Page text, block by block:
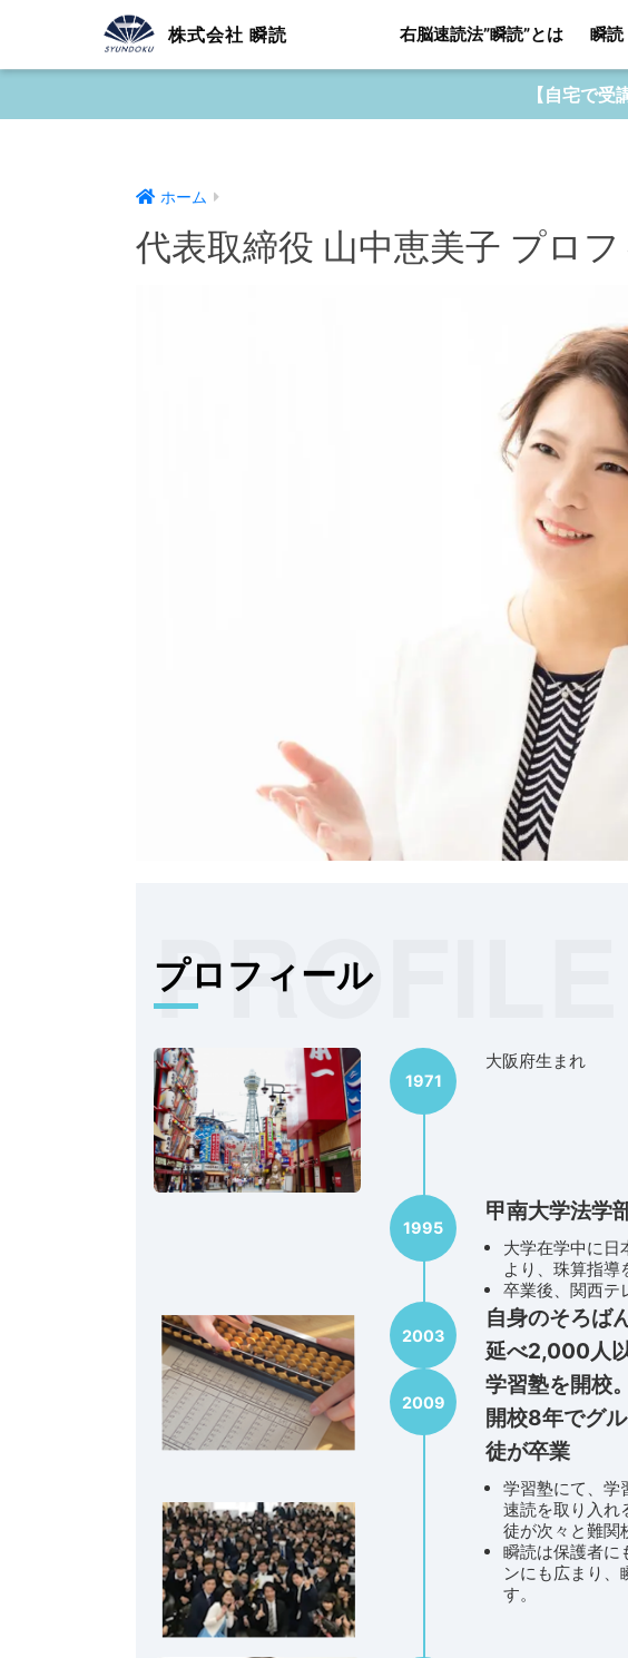
株式会社 瞬読 右脳速読法”瞬読”とは 瞬読
【自宅で
ホーム
代表取締役 山中恵美子 プロ
プロフィール
1971
大阪府生まれ
1995
甲南大学法学
大学在学中に日
より、珠算指導
卒業後、関西テ
2003
2009
自身のそろば
延べ2,000人
学習塾を開校。
開校8年でグ
徒が卒業
学習塾にて、学
速読を取り入れ
徒が次々と難関
瞬読は保護者に
ンにも広まり、
す。